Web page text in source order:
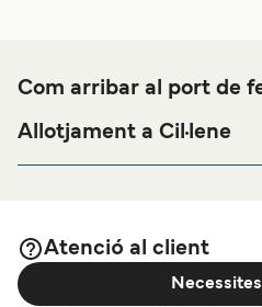
Com arribar al port de
Allotjament a Cil·lene
Allotjament a Cil·lene
per als
una de les seleccions més
Atenció al client